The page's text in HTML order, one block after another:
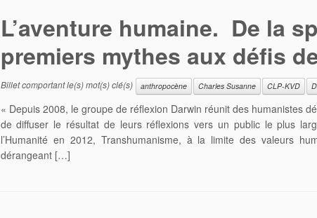
L’aventure humaine. De la
premiers mythes aux défis
Billet comportant le(s) mot(s) clé(s) anthropocène Charles Susanne CLP-KVD
« Depuis 2008, le groupe de réflexion Darwin réunit des humanistes
de diffuser le résultat de leurs réflexions vers un public le plus
l’Humanité en 2012, Transhumanisme, à la limite des valeurs
dérangeant […]